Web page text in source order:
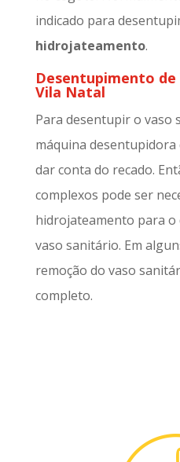
indicado para
hidrojateamento.
Desentupimento
Vila Natal
Para desentupir o vaso
máquina
dar conta do recado.
complexos pode ser
hidrojateamento para
vaso sanitário. Em
remoção do vaso
completo.